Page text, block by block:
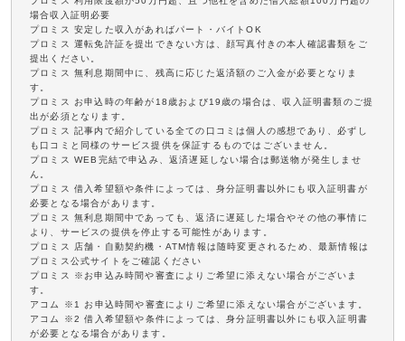
場合収入証明必要
プロミス 安定した収入があればパート・バイトOK
プロミス 運転免許証を提出できない方は、顔写真付きの本人確認書類をご
提出ください。
プロミス 無利息期間中に、残高に応じた返済額のご入金が必要となりま
す。
プロミス お申込時の年齢が18歳および19歳の場合は、収入証明書類のご提
出が必須となります。
プロミス 記事内で紹介している全ての口コミは個人の感想であり、必ずし
も口コミと同様のサービス提供を保証するものではございません。
プロミス WEB完結で申込み、返済遅延しない場合は郵送物が発生しませ
ん。
プロミス 借入希望額や条件によっては、身分証明書以外にも収入証明書が
必要となる場合があります。
プロミス 無利息期間中であっても、返済に遅延した場合やその他の事情に
より、サービスの提供を停止する可能性があります。
プロミス 店舗・自動契約機・ATM情報は随時変更されるため、最新情報は
プロミス公式サイトをご確認ください
プロミス ※お申込み時間や審査によりご希望に添えない場合がございま
す。
アコム ※1 お申込時間や審査によりご希望に添えない場合がございます。
アコム ※2 借入希望額や条件によっては、身分証明書以外にも収入証明書
が必要となる場合があります。